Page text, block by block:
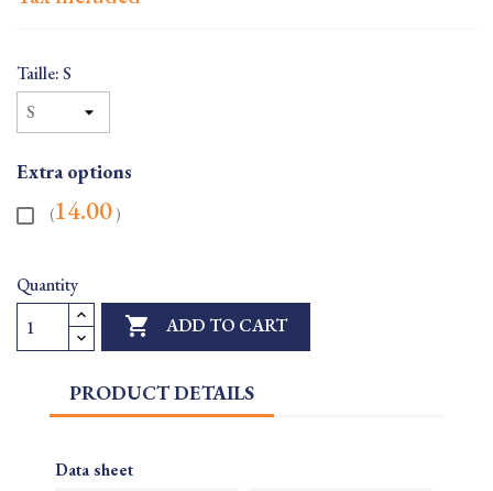
Taille: S
Extra options
(14.00 )
Quantity
 ADD TO CART
PRODUCT DETAILS
Data sheet